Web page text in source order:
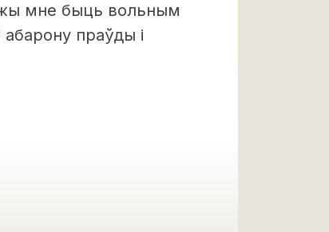
мне быць вольным
праўды і